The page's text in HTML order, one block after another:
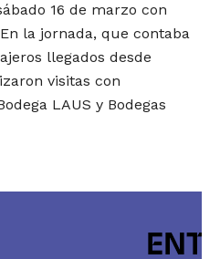
16 de marzo con
la jornada, que contaba
llegados desde
visitas con
LAUS y Bodegas